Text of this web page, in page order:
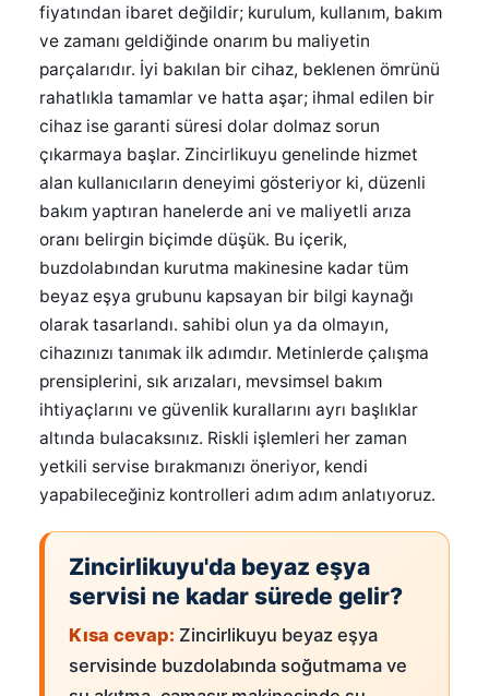
fiyatından ibaret değildir; kurulum, kullanım, bakım
ve zamanı geldiğinde onarım bu maliyetin
parçalarıdır. İyi bakılan bir cihaz, beklenen ömrünü
rahatlıkla tamamlar ve hatta aşar; ihmal edilen bir
cihaz ise garanti süresi dolar dolmaz sorun
çıkarmaya başlar. Zincirlikuyu genelinde hizmet
alan kullanıcıların deneyimi gösteriyor ki, düzenli
bakım yaptıran hanelerde ani ve maliyetli arıza
oranı belirgin biçimde düşük. Bu içerik,
buzdolabından kurutma makinesine kadar tüm
beyaz eşya grubunu kapsayan bir bilgi kaynağı
olarak tasarlandı. sahibi olun ya da olmayın,
cihazınızı tanımak ilk adımdır. Metinlerde çalışma
prensiplerini, sık arızaları, mevsimsel bakım
ihtiyaçlarını ve güvenlik kurallarını ayrı başlıklar
altında bulacaksınız. Riskli işlemleri her zaman
yetkili servise bırakmanızı öneriyor, kendi
yapabileceğiniz kontrolleri adım adım anlatıyoruz.
Zincirlikuyu'da beyaz eşya
servisi ne kadar sürede gelir?
Kısa cevap: Zincirlikuyu beyaz eşya
servisinde buzdolabında soğutmama ve